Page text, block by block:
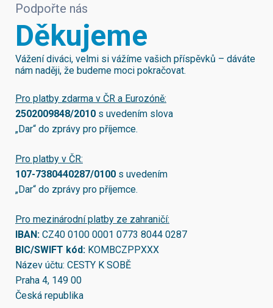
Podpořte nás
Děkujeme
Vážení diváci, velmi si vážíme vašich příspěvků – dáváte
nám naději, že budeme moci pokračovat.
Pro platby zdarma v ČR a Eurozóně:
2502009848/2010 s uvedením slova
„Dar“ do zprávy pro příjemce.
Pro platby v ČR:
107-7380440287/0100 s uvedením
„Dar“ do zprávy pro příjemce.
Pro mezinárodní platby ze zahraničí:
IBAN: CZ40 0100 0001 0773 8044 0287
BIC/SWIFT kód: KOMBCZPPXXX
Název účtu: CESTY K SOBĚ
Praha 4, 149 00
Česká republika